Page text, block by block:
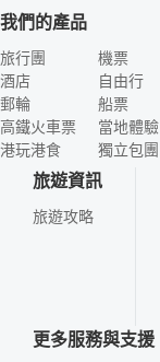
我們的產品
旅行團
酒店
郵輪
高鐵火車票
港玩港食
機票
自由行
船票
當地體驗
獨立包團
旅遊資訊
旅遊攻略
更多服務與支援